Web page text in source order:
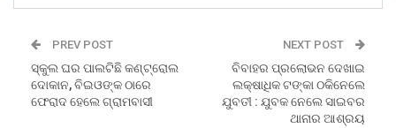
PREV POST
ସ୍କୁଲ ଘର ପାଲଟିଛି କଣ୍ଟ୍ରୋଲ
ଦୋକାନ, ବିଇଓଙ୍କ ଠାରେ
ଫେରାଦ ହେଲେ ଗ୍ରାମବାସୀ
NEXT POST
ବିବାହର ପ୍ରଲୋଭନ ଦେଖାଇ
ଲକ୍ଷାଧିକ ଟଙ୍କା ଠକିନେଲେ
ଯୁବତୀ : ଯୁବକ ନେଲେ ସାଇବର
ଥାନାର ଆଶ୍ରୟ